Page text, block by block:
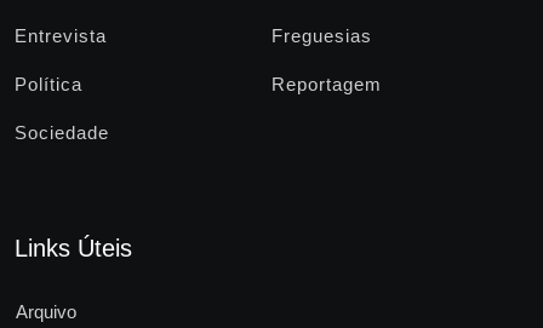
Entrevista Freguesias
Política Reportagem
Sociedade
Links Úteis
Arquivo